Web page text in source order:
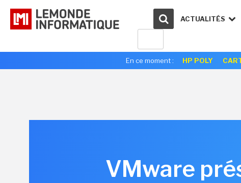
ACTUALITÉS
En ce moment : HP POLY
VMware